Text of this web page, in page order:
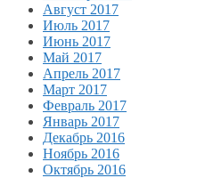
Август 2017
Июль 2017
Июнь 2017
Май 2017
Апрель 2017
Март 2017
Февраль 2017
Январь 2017
Декабрь 2016
Ноябрь 2016
Октябрь 2016